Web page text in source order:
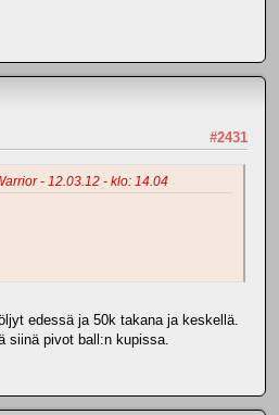
#2431
- 12.03.12 - klo: 14.04
edessä ja 50k takana ja keskellä.
siinä pivot ball:n kupissa.